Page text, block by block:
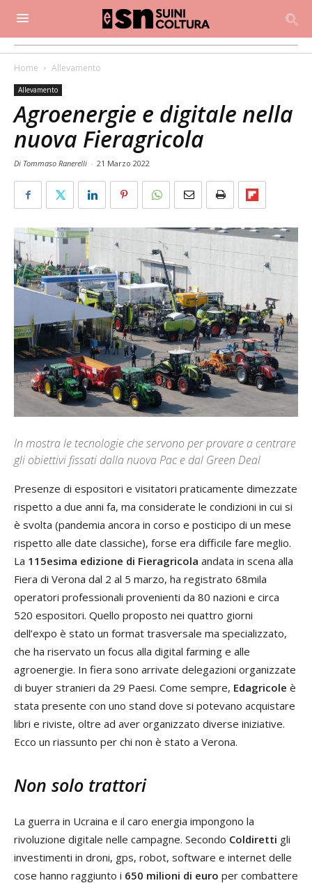
Home Allevamento
Allevamento
Agroenergie e digitale nella
nuova Fieragricola
Di Tommaso Ranerelli - 21 Marzo 2022
In mostra le tecnologie che servono per provare a centrare
gli obiettivi fissati dalla nuova Pac e dal Green Deal
Presenze di espositori e visitatori praticamente dimezzate
rispetto a due anni fa, ma considerate le condizioni in cui si
è svolta (pandemia ancora in corso e posticipo di un mese
rispetto alle date classiche), forse era difficile fare meglio.
La 115esima edizione di Fieragricola andata in scena alla
Fiera di Verona dal 2 al 5 marzo, ha registrato 68mila
operatori professionali provenienti da 80 nazioni e circa
520 espositori. Quello proposto nei quattro giorni
dell’expo è stato un format trasversale ma specializzato,
che ha riservato un focus alla digital farming e alle
agroenergie. In fiera sono arrivate delegazioni organizzate
di buyer stranieri da 29 Paesi. Come sempre, Edagricole è
stata presente con uno stand dove si potevano acquistare
libri e riviste, oltre ad aver organizzato diverse iniziative.
Ecco un riassunto per chi non è stato a Verona.
Non solo trattori
La guerra in Ucraina e il caro energia impongono la
rivoluzione digitale nelle campagne. Secondo Coldiretti gli
investimenti in droni, gps, robot, software e internet delle
cose hanno raggiunto i 650 milioni di euro per combattere